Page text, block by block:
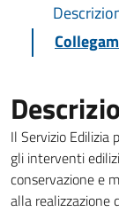
Il Servizio
gli interventi
conservazione e
alla realizzazione